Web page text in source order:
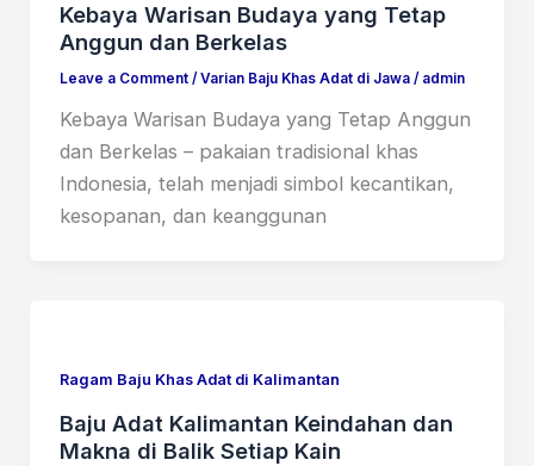
Kebaya Warisan Budaya yang Tetap
Anggun dan Berkelas
Leave a Comment / Varian Baju Khas Adat di Jawa/ admin
Kebaya Warisan Budaya yang Tetap Anggun
dan Berkelas – pakaian tradisional khas
Indonesia, telah menjadi simbol kecantikan,
kesopanan, dan keanggunan
Ragam Baju Khas Adat di Kalimantan
Baju Adat Kalimantan Keindahan dan
Makna di Balik Setiap Kain